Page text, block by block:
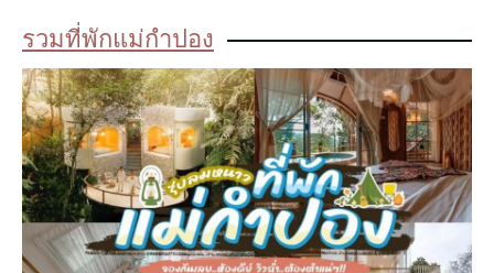
รวมที่พักแม่กำปอง